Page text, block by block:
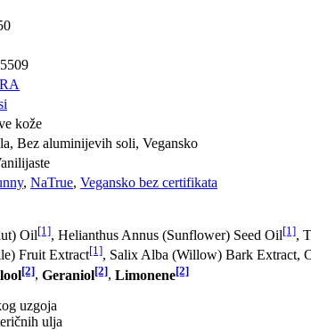
kože
Bez aluminijevih soli, Vegansko
, NaTrue, Vegansko bez certifikata
Oil[1], Helianthus Annus (Sunflower) Seed Oil[1],
Fruit Extract[1], Salix Alba (Willow) Bark Extract,
[2], Geraniol[2], Limonene[2]
uzgoja
ulja